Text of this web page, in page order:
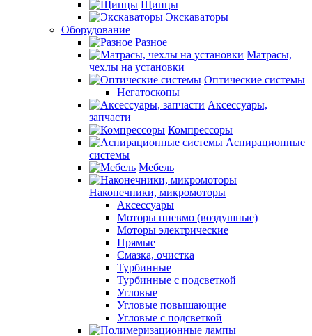
Щипцы
Экскаваторы
Оборудование
Разное
Матрасы,
чехлы на установки
Оптические системы
Негатоскопы
Аксессуары,
запчасти
Компрессоры
Аспирационные
системы
Мебель
Наконечники, микромоторы
Аксессуары
Моторы пневмо (воздушные)
Моторы электрические
Прямые
Смазка, очистка
Турбинные
Турбинные с подсветкой
Угловые
Угловые повышающие
Угловые с подсветкой